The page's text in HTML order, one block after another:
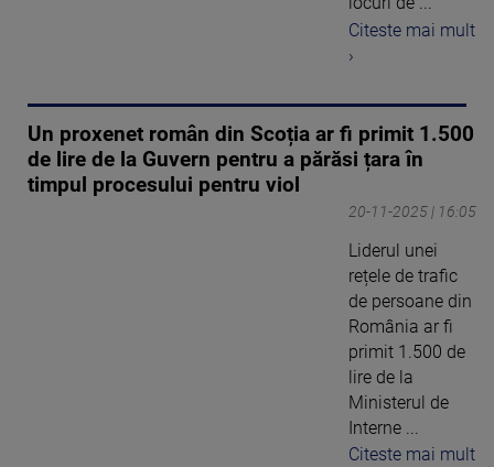
Citeste mai mult
›
Un proxenet român din Scoția ar fi primit 1.500
de lire de la Guvern pentru a părăsi țara în
timpul procesului pentru viol
20-11-2025 | 16:05
Liderul unei
rețele de trafic
de persoane din
România ar fi
primit 1.500 de
lire de la
Ministerul de
Interne ...
Citeste mai mult